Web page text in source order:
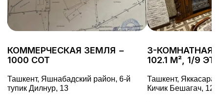
КОММЕРЧЕСКАЯ ЗЕМЛЯ −
1000 СОТ
Ташкент, Яшнабадский район, 6-й
тупик Дилнур, 13
3-КОМНАТНАЯ
102.1 М², 1/9
Ташкент,
Кичик Бешагач,